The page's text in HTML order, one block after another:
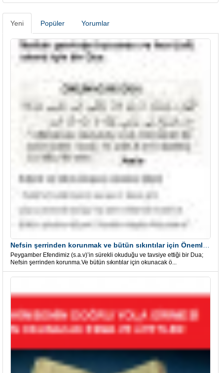
Yeni Popüler Yorumlar
Peygamber Efendimiz (s.a.v)’in sürekli okuduğu ve tavsiye ettiği bir Dua;
Nefsin şerrinden korunma.Ve bütün sıkıntılar için okunacak ö...